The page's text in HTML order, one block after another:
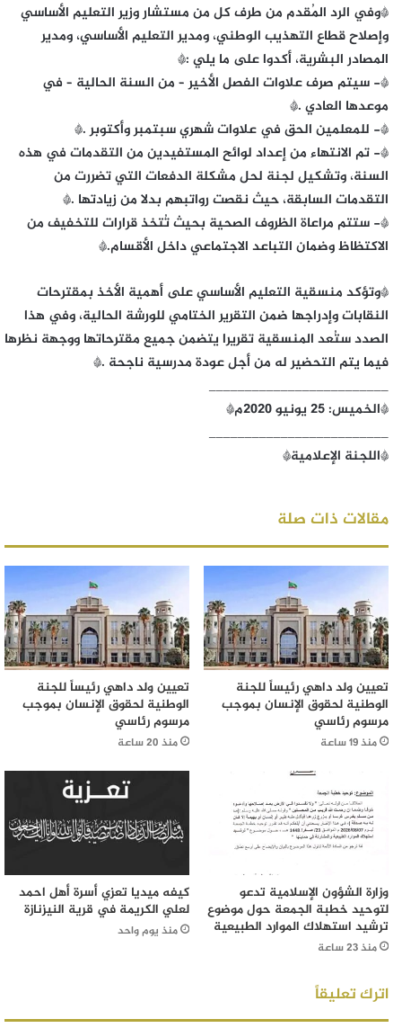
*وفي الرد المُقدم من طرف كل من مستشار وزير التعليم الأساسي
وإصلاح قطاع التهذيب الوطني، ومدير التعليم الأساسي، ومدير
المصادر البشرية، أكدوا على ما يلي :*
*- سيتم صرف علاوات الفصل الأخير – من السنة الحالية – في
موعدها العادي .*
*- للمعلمين الحق في علاوات شهري سبتمبر وأكتوبر .*
*- تم الانتهاء من إعداد لوائح المستفيدين من التقدمات في هذه
السنة، وتشكيل لجنة لحل مشكلة الدفعات التي تضررت من
التقدمات السابقة، حيث نقصت رواتبهم بدلا من زيادتها .*
*- ستتم مراعاة الظروف الصحية بحيث تُتخذ قرارات للتخفيف من
الاكتظاظ وضمان التباعد الاجتماعي داخل الأقسام.*
*وتؤكد منسقية التعليم الأساسي على أهمية الأخذ بمقترحات
النقابات وإدراجها ضمن التقرير الختامي للورشة الحالية، وفي هذا
الصدد ستُعد المنسقية تقريرا يتضمن جميع مقترحاتها ووجهة نظرها
فيما يتم التحضير له من أجل عودة مدرسية ناجحة .*
_________________________
*الخميس: 25 يونيو 2020م*
_________________________
*اللجنة الإعلامية*
مقالات ذات صلة
تعيين ولد داهي رئيساً للجنة
الوطنية لحقوق الإنسان بموجب
مرسوم رئاسي
منذ 19 ساعة
تعيين ولد داهي رئيساً للجنة
الوطنية لحقوق الإنسان بموجب
مرسوم رئاسي
منذ 20 ساعة
وزارة الشؤون الإسلامية تدعو
لتوحيد خطبة الجمعة حول موضوع
ترشيد استهلاك الموارد الطبيعية
منذ 23 ساعة
كيفه ميديا تعزي أسرة أهل احمد
لعلي الكريمة في قرية النيزنازة
منذ يوم واحد
اترك تعليقاً